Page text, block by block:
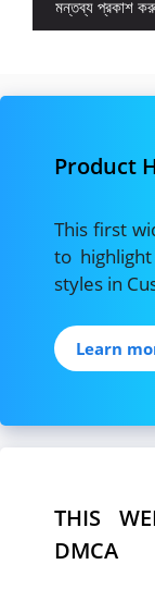
Product
This first
to
styles in
Learn
THIS
DMCA